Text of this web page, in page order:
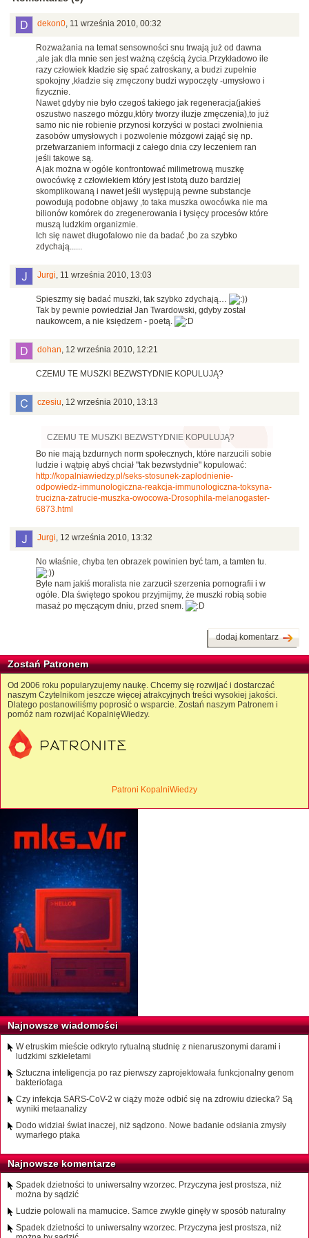
dekon0 11 września 2010, 00:32
Rozważania na temat sensowności snu trwają już od dawna
,ale jak dla mnie sen jest ważną częścią życia.Przykładowo ile
razy człowiek kładzie się spać zatroskany, a budzi zupełnie
spokojny ,kładzie się zmęczony budzi wypoczęty -umysłowo i
fizycznie.
Nawet gdyby nie było czegoś takiego jak regeneracja(jakieś
oszustwo naszego mózgu,który tworzy iluzje zmęczenia),to już
samo nic nie robienie przynosi korzyści w postaci zwolnienia
zasobów umysłowych i pozwolenie mózgowi zająć się np.
przetwarzaniem informacji z całego dnia czy leczeniem ran
jeśli takowe są.
A jak można w ogóle konfrontować milimetrową muszkę
owocówkę z człowiekiem który jest istotą dużo bardziej
skomplikowaną i nawet jeśli występują pewne substancje
powodują podobne objawy ,to taka muszka owocówka nie ma
bilionów komórek do zregenerowania i tysięcy procesów które
muszą ludzkim organizmie.
Ich się nawet długofalowo nie da badać ,bo za szybko
zdychają......
Jurgi 11 września 2010, 13:03
Spieszmy się badać muszki, tak szybko zdychają…
)
Tak by pewnie powiedział Jan Twardowski, gdyby został
naukowcem, a nie księdzem - poetą.
dohan 12 września 2010, 12:21
CZEMU TE MUSZKI BEZWSTYDNIE KOPULUJĄ?
czesiu 12 września 2010, 13:13
CZEMU TE MUSZKI BEZWSTYDNIE KOPULUJĄ?
Bo nie mają bzdurnych norm społecznych, które narzucili sobie
ludzie i wątpię abyś chciał "tak bezwstydnie" kopulować:
http://kopalniawiedzy.pl/seks-stosunek-zaplodnienie-
odpowiedz-immunologiczna-reakcja-immunologiczna-toksyna-
trucizna-zatrucie-muszka-owocowa-Drosophila-melanogaster-
6873.html
Jurgi 12 września 2010, 13:32
No właśnie, chyba ten obrazek powinien być tam, a tamten tu.
)
Byle nam jakiś moralista nie zarzucił szerzenia pornografii i w
ogóle. Dla świętego spokou przyjmijmy, że muszki robią sobie
masaż po męczącym dniu, przed snem.
dodaj komentarz
Zostań Patronem
Od 2006 roku popularyzujemy naukę. Chcemy się rozwijać i dostarczać
naszym Czytelnikom jeszcze więcej atrakcyjnych treści wysokiej jakości.
Dlatego postanowiliśmy poprosić o wsparcie. Zostań naszym Patronem i
pomóż nam rozwijać KopalnięWiedzy.
Patroni KopalniWiedzy
Najnowsze wiadomości
W etruskim mieście odkryto rytualną studnię z nienaruszonymi darami i
ludzkimi szkieletami
Sztuczna inteligencja po raz pierwszy zaprojektowała funkcjonalny genom
bakteriofaga
Czy infekcja SARS-CoV-2 w ciąży może odbić się na zdrowiu dziecka? Są
wyniki metaanalizy
Dodo widział świat inaczej, niż sądzono. Nowe badanie odsłania zmysły
wymarłego ptaka
Najnowsze komentarze
Spadek dzietności to uniwersalny wzorzec. Przyczyna jest prostsza, niż
można by sądzić
Ludzie polowali na mamucice. Samce zwykle ginęły w sposób naturalny
Spadek dzietności to uniwersalny wzorzec. Przyczyna jest prostsza, niż